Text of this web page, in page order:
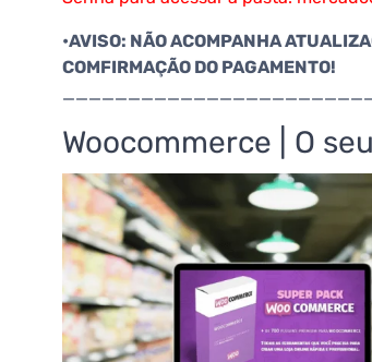
•AVISO: NÃO ACOMPANHA
COMFIRMAÇÃO DO PAGAMENTO!
Woocommerce | O